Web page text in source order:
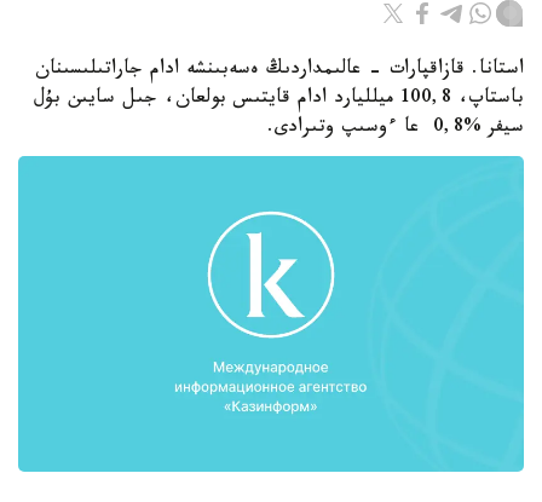
استانا. قازاقپارات - عالىمداردىڭ ەسەبىنشە ادام جاراتىلىسىنان
باستاپ، 100,8 ميلليارد ادام قايتىس بولعان، جىل سايىن بۇل
سيفر %0,8 عا ءوسىپ وتىرادى.